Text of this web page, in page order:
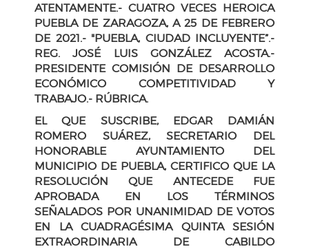
ATENTAMENTE.- CUATRO VECES HEROICA
PUEBLA DE ZARAGOZA, A 25 DE FEBRERO
DE 2021.- "PUEBLA, CIUDAD INCLUYENTE”.-
REG. JOSÉ LUIS GONZÁLEZ ACOSTA.-
PRESIDENTE COMISIÓN DE DESARROLLO
ECONÓMICO COMPETITIVIDAD Y
TRABAJO.- RÚBRICA.
EL QUE SUSCRIBE, EDGAR DAMIÁN
ROMERO SUÁREZ, SECRETARIO DEL
HONORABLE AYUNTAMIENTO DEL
MUNICIPIO DE PUEBLA, CERTIFICO QUE LA
RESOLUCIÓN QUE ANTECEDE FUE
APROBADA EN LOS TÉRMINOS
SEÑALADOS POR UNANIMIDAD DE VOTOS
EN LA CUADRAGÉSIMA QUINTA SESIÓN
EXTRAORDINARIA DE CABILDO